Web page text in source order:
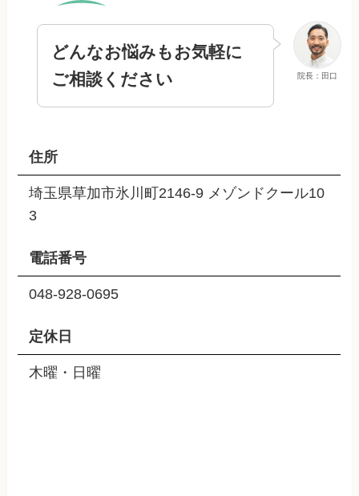
院長：田口
どんなお悩みもお気軽に
ご相談ください
住所
埼玉県草加市氷川町2146-9 メゾンドクール10
3
電話番号
048-928-0695
定休日
木曜・日曜